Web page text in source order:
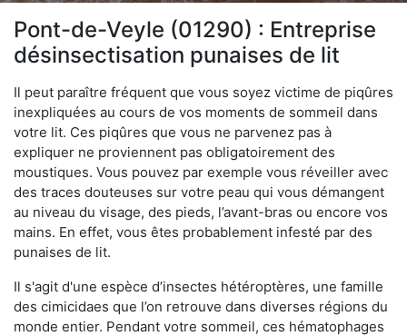
Pont-de-Veyle (01290) : Entreprise
désinsectisation punaises de lit
Il peut paraître fréquent que vous soyez victime de piqûres
inexpliquées au cours de vos moments de sommeil dans
votre lit. Ces piqûres que vous ne parvenez pas à
expliquer ne proviennent pas obligatoirement des
moustiques. Vous pouvez par exemple vous réveiller avec
des traces douteuses sur votre peau qui vous démangent
au niveau du visage, des pieds, l’avant-bras ou encore vos
mains. En effet, vous êtes probablement infesté par des
punaises de lit.
Il s'agit d'une espèce d’insectes hétéroptères, une famille
des cimicidaes que l’on retrouve dans diverses régions du
monde entier. Pendant votre sommeil, ces hématophages